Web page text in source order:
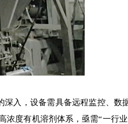
入，设备需具备远程监控、数
度有机溶剂体系，亟需“一行